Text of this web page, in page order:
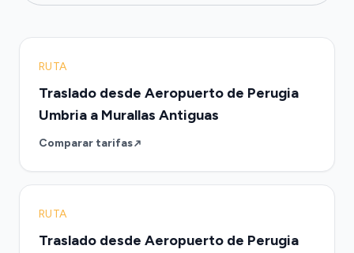
RUTA
Traslado desde Aeropuerto de Perugia
Umbria a Murallas Antiguas
Comparar tarifas
RUTA
Traslado desde Aeropuerto de Perugia